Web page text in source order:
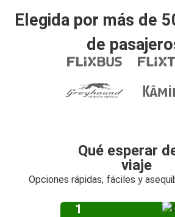
Elegida por más de
de
Qué esperar
viaje
Opciones rápidas, fáciles y
1